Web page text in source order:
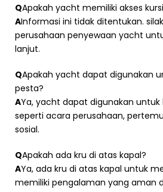
QApakah yacht memiliki akses
AInformasi ini tidak ditentukan.
perusahaan penyewaan yacht
lanjut.
QApakah yacht dapat digunakan
pesta?
AYa, yacht dapat digunakan untuk
seperti acara perusahaan,
sosial.
QApakah ada kru di atas kapal?
AYa, ada kru di atas kapal untuk
memiliki pengalaman yang aman